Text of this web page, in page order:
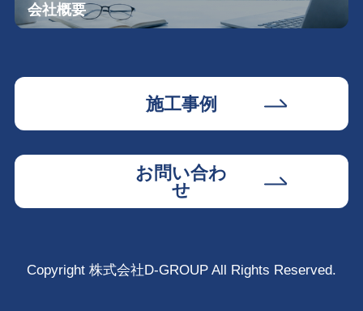
会社概要
施工事例
お問い合わ
せ
Copyright 株式会社D-GROUP All Rights Reserved.